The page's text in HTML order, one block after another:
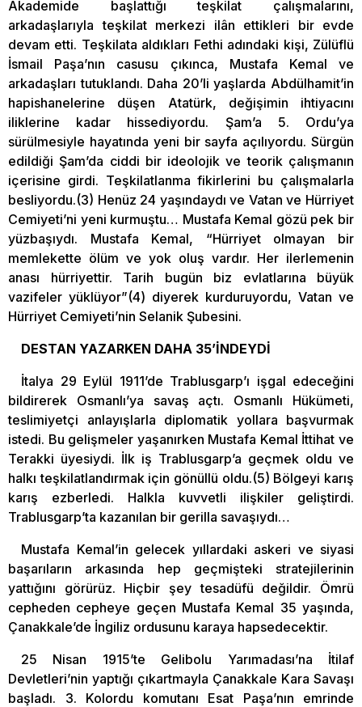
Akademide başlattığı teşkilat çalışmalarını,
arkadaşlarıyla teşkilat merkezi ilân ettikleri bir evde
devam etti. Teşkilata aldıkları Fethi adındaki kişi, Zülüflü
İsmail Paşa’nın casusu çıkınca, Mustafa Kemal ve
arkadaşları tutuklandı. Daha 20’li yaşlarda Abdülhamit’in
hapishanelerine düşen Atatürk, değişimin ihtiyacını
iliklerine kadar hissediyordu. Şam’a 5. Ordu’ya
sürülmesiyle hayatında yeni bir sayfa açılıyordu. Sürgün
edildiği Şam’da ciddi bir ideolojik ve teorik çalışmanın
içerisine girdi. Teşkilatlanma fikirlerini bu çalışmalarla
besliyordu.(3) Henüz 24 yaşındaydı ve Vatan ve Hürriyet
Cemiyeti’ni yeni kurmuştu… Mustafa Kemal gözü pek bir
yüzbaşıydı. Mustafa Kemal, “Hürriyet olmayan bir
memlekette ölüm ve yok oluş vardır. Her ilerlemenin
anası hürriyettir. Tarih bugün biz evlatlarına büyük
vazifeler yüklüyor”(4) diyerek kurduruyordu, Vatan ve
Hürriyet Cemiyeti’nin Selanik Şubesini.
DESTAN YAZARKEN DAHA 35’İNDEYDİ
İtalya 29 Eylül 1911’de Trablusgarp’ı işgal edeceğini
bildirerek Osmanlı’ya savaş açtı. Osmanlı Hükümeti,
teslimiyetçi anlayışlarla diplomatik yollara başvurmak
istedi. Bu gelişmeler yaşanırken Mustafa Kemal İttihat ve
Terakki üyesiydi. İlk iş Trablusgarp’a geçmek oldu ve
halkı teşkilatlandırmak için gönüllü oldu.(5) Bölgeyi karış
karış ezberledi. Halkla kuvvetli ilişkiler geliştirdi.
Trablusgarp’ta kazanılan bir gerilla savaşıydı…
Mustafa Kemal’in gelecek yıllardaki askeri ve siyasi
başarıların arkasında hep geçmişteki stratejilerinin
yattığını görürüz. Hiçbir şey tesadüfü değildir. Ömrü
cepheden cepheye geçen Mustafa Kemal 35 yaşında,
Çanakkale’de İngiliz ordusunu karaya hapsedecektir.
25 Nisan 1915’te Gelibolu Yarımadası’na İtilaf
Devletleri’nin yaptığı çıkartmayla Çanakkale Kara Savaşı
başladı. 3. Kolordu komutanı Esat Paşa’nın emrinde